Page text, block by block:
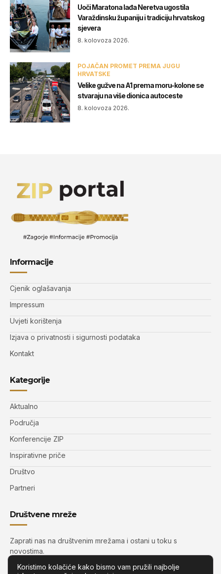
Uoči Maratona lađa Neretva ugostila
Varaždinsku županiju i tradiciju hrvatskog
sjevera
8. kolovoza 2026.
POJAČAN PROMET PREMA JUGU
HRVATSKE
Velike gužve na A1 prema moru-kolone se
stvaraju na više dionica autoceste
8. kolovoza 2026.
Informacije
Cjenik oglašavanja
Impressum
Uvjeti korištenja
Izjava o privatnosti i sigurnosti podataka
Kontakt
Kategorije
Aktualno
Područja
Konferencije ZIP
Inspirativne priče
Društvo
Partneri
Društvene mreže
Zaprati nas na društvenim mrežama i ostani u toku s
novostima.
Koristimo kolačiće kako bismo vam pružili najbolje